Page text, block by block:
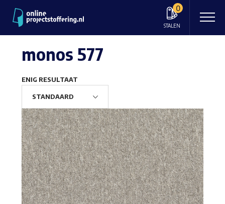
0
STALEN
monos 577
ENIG RESULTAAT